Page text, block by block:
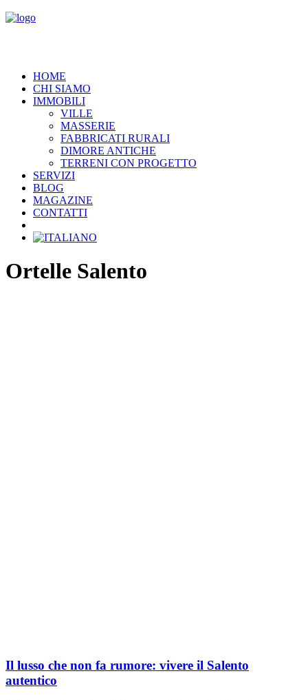
HOME
CHI SIAMO
IMMOBILI
VILLE
MASSERIE
FABBRICATI RURALI
DIMORE ANTICHE
TERRENI CON PROGETTO
SERVIZI
BLOG
MAGAZINE
CONTATTI
Ortelle Salento
Il lusso che non fa rumore: vivere il Salento
autentico